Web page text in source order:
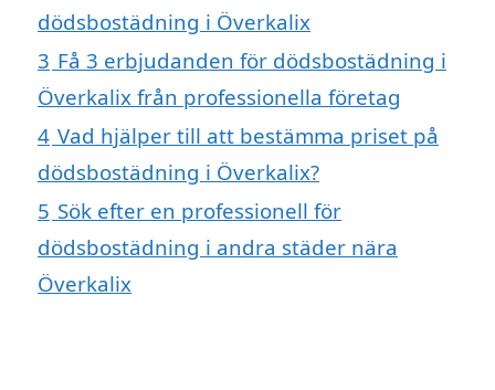
dödsbostädning i Överkalix
3 Få 3 erbjudanden för dödsbostädning i
Överkalix från professionella företag
4 Vad hjälper till att bestämma priset på
dödsbostädning i Överkalix?
5 Sök efter en professionell för
dödsbostädning i andra städer nära
Överkalix